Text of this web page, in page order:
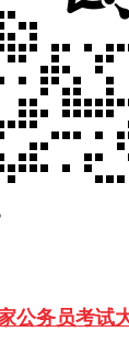
公务员考试